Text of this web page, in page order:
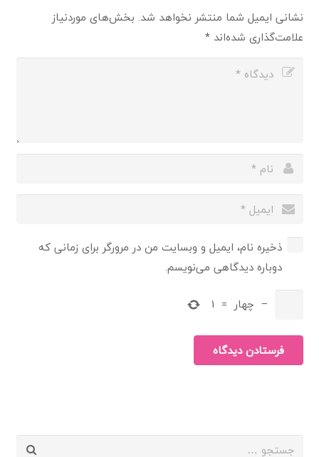
نشانی ایمیل شما منتشر نخواهد شد. بخش‌های موردنیاز
علامت‌گذاری شده‌اند*
ذخیره نام، ایمیل و وبسایت من در مرورگر برای زمانی که
دوباره دیدگاهی می‌نویسم.
− چهار =
1
فرستادن دیدگاه
جستجو